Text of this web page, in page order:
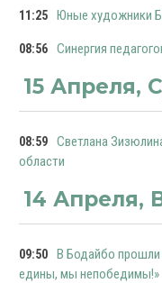
11:25 Юные художники
08:56 Синергия
15 Апреля,
08:59
Светлана
области
14 Апреля,
09:50
В Бодайбо
едины, мы непобедимы!»